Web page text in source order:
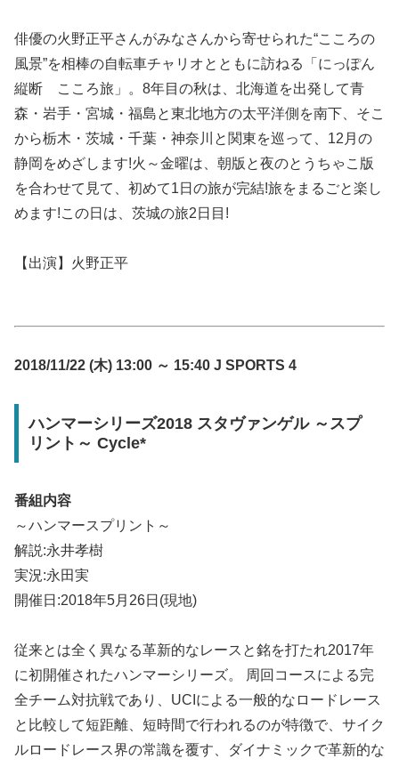
俳優の火野正平さんがみなさんから寄せられた“こころの
風景”を相棒の自転車チャリオとともに訪ねる「にっぽん
縦断 こころ旅」。8年目の秋は、北海道を出発して青
森・岩手・宮城・福島と東北地方の太平洋側を南下、そこ
から栃木・茨城・千葉・神奈川と関東を巡って、12月の
静岡をめざします!火～金曜は、朝版と夜のとうちゃこ版
を合わせて見て、初めて1日の旅が完結!旅をまるごと楽し
めます!この日は、茨城の旅2日目!
【出演】火野正平
2018/11/22 (木) 13:00 ～ 15:40 J SPORTS 4
ハンマーシリーズ2018 スタヴァンゲル ～スプ
リント～ Cycle*
番組内容
～ハンマースプリント～
解説:永井孝樹
実況:永田実
開催日:2018年5月26日(現地)
従来とは全く異なる革新的なレースと銘を打たれ2017年
に初開催されたハンマーシリーズ。 周回コースによる完
全チーム対抗戦であり、UCIによる一般的なロードレース
と比較して短距離、短時間で行われるのが特徴で、サイク
ルロードレース界の常識を覆す、ダイナミックで革新的な